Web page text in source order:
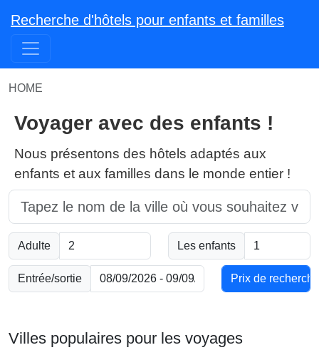
Recherche d'hôtels pour enfants et familles
HOME
Voyager avec des enfants !
Nous présentons des hôtels adaptés aux
enfants et aux familles dans le monde entier !
Adulte Les enfants
Entrée/sortie
Villes populaires pour les voyages